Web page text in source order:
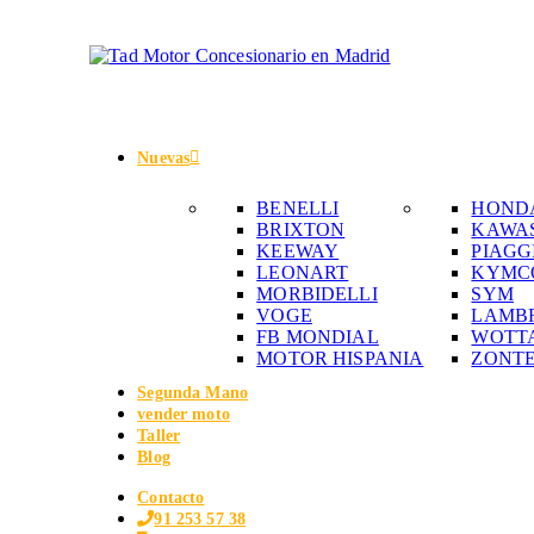
Nuevas
BENELLI
BRIXTON
KEEWAY
LEONART
MORBIDELLI
VOGE
FB MONDIAL
MOTOR HISPANIA
SYM
Segunda Mano
vender moto
Taller
Blog
Contacto
91 253 57 38